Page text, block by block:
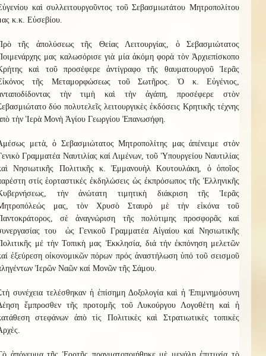
καὶ συλλειτουργοῦντος τοῦ Σεβασμιωτάτου Μητροπολίτου
κ.κ. Εὐσεβίου.
τῆς ἀπολύσεως τῆς Θείας Λειτουργίας, ὁ Σεβασμιώτατος
μας καλωσόρισε γιὰ μία ἀκόμη φορὰ τὸν Ἀρχιεπίσκοπο
καὶ τοῦ προσέφερε ἀντίγραφο τῆς θαυματουργοῦ Ἱερᾶς
τῆς Μεταμορφώσεως τοῦ Σωτῆρος. Ὁ κ. Εὐγένιος,
τὴν τιμὴ καὶ τὴν ἀγάπη, προσέφερε στὸν
δύο πολυτελεῖς λειτουργικὲς ἐκδόσεις Κρητικῆς τέχνης
τὴν Ἱερὰ Μονὴ Ἁγίου Γεωργίου Ἐπανωσήφη.
μετὰ, ὁ Σεβασμιώτατος Μητροπολίτης μας ἀπένειμε στὸν
Γραμματέα Ναυτιλίας καί Λιμένων, τοῦ Ὑπουργείου Ναυτιλίας
Νησιωτικῆς Πολιτικῆς κ. Ἐμμανουὴλ Κουτουλάκη, ὁ ὁποῖος
στίς ἑορταστικές ἐκδηλώσεις ὡς ἐκπρόσωπος τῆς Ἑλληνικῆς
τὴν ἀνώτατη τιμητικὴ διάκριση τῆς Ἱερᾶς
μας, τὸν Χρυσὸ Σταυρὸ μὲ τὴν εἰκόνα τοῦ
σὲ ἀναγνώριση τῆς πολύτιμης προσφορᾶς καί
του ὡς Γενικοῦ Γραμματέα Αἰγαίου καί Νησιωτικῆς
μέ τὴν Τοπικὴ μας Ἐκκλησία, διά τήν ἐκπόνηση μελετῶν
ἐξεύρεση οἰκονομικῶν πόρων πρός ἀναστήλωση ὑπό τοῦ σεισμοῦ
Ἱερῶν Ναῶν καί Μονῶν τῆς Σάμου.
συνέχεια τελέσθηκαν ἡ ἐπίσημη Δοξολογία καὶ ἡ Ἐπιμνημόσυνη
ἔμπροσθεν τῆς προτομῆς τοῦ Λυκούργου Λογοθέτη καὶ ἡ
στεφάνων ἀπὸ τὶς Πολιτικὲς καὶ Στρατιωτικὲς τοπικὲς